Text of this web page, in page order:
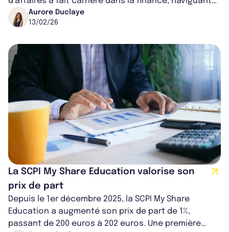
entre différentes sociétés de...
Aurore Duclaye
13/02/26
La SCPI My Share Education valorise son
prix de part
Depuis le 1er décembre 2025, la SCPI My Share
Education a augmenté son prix de part de 1%,
passant de 200 euros à 202 euros. Une première